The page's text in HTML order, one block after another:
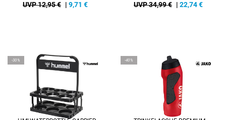
UVP 12,95 € | 9,71 € UVP 34,99 € | 22,74€
-30% -40%